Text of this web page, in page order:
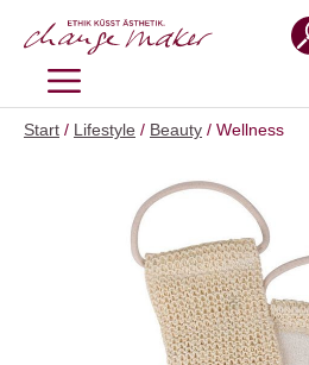
Inhalt
MENÜ
Start / Lifestyle / Beauty / Wellness